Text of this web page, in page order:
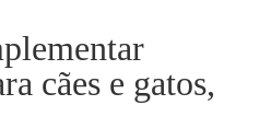
cães e gatos,